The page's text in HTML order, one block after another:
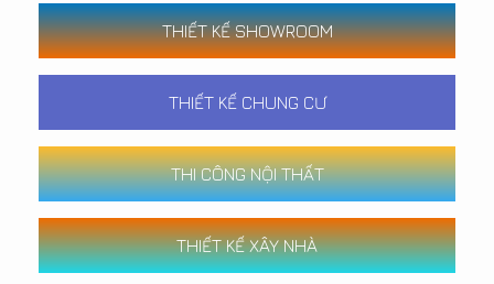
THIẾT KẾ SHOWROOM
THIẾT KẾ CHUNG CƯ
THI CÔNG NỘI THẤT
THIẾT KẾ XÂY NHÀ